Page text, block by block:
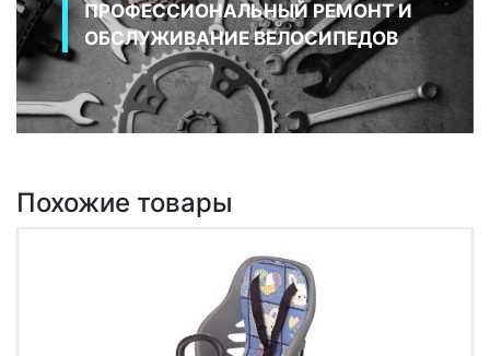
ПРОФЕССИОНАЛЬНЫЙ РЕМОНТ И
ОБСЛУЖИВАНИЕ ВЕЛОСИПЕДОВ
Похожие товары